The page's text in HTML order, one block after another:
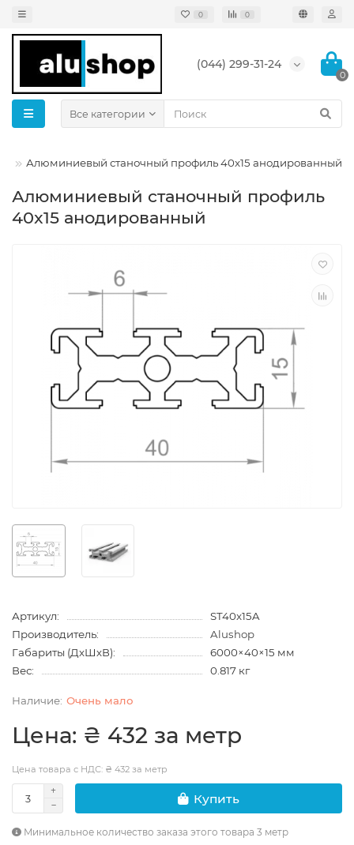
0 0
(044) 299-31-24
0
Все категории
Алюминиевый станочный профиль 40x15 анодированный
Алюминиевый станочный профиль
40x15 анодированный
Артикул:
ST40x15A
Производитель:
Alushop
Габариты (ДхШхВ):
6000×40×15 мм
Вес:
0.817 кг
Очень мало
Цена: ₴ 432 за метр
Цена товара с НДС: ₴ 432 за метр
Купить
Минимальное количество заказа этого товара 3 метр